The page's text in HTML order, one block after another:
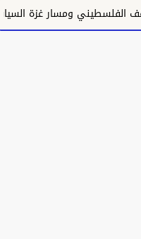
ومسار غزة السياسي